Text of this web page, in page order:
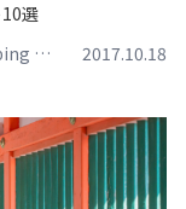
選
#SNS映え #travel
2017.10.18